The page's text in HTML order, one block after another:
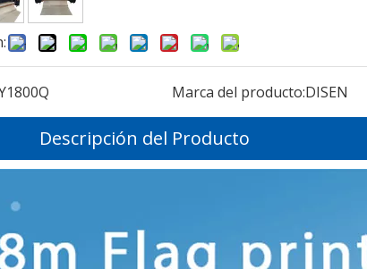
Marca del producto:DISEN
Descripción del Producto